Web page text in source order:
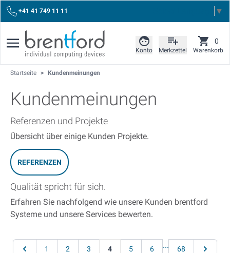
+41 41 749 11 11 ▼
Konto Merkzettel Warenkorb
0
Startseite > Kundenmeinungen
Kundenmeinungen
Referenzen und Projekte
Übersicht über einige Kunden Projekte.
REFERENZEN
Qualität spricht für sich.
Erfahren Sie nachfolgend wie unsere Kunden brentford
Systeme und unsere Services bewerten.
Seite
Seite Seite
1 Seite
2 Seite
3 Sie lesen gerade Seite
4 Seite
5 Seite
6 ... Seite
68 Seite